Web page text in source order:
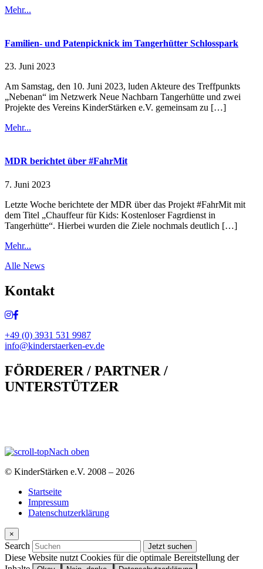
Mehr...
Familien- und Patenpicknick im Tangerhütter Schlosspark
23. Juni 2023
Am Samstag, den 10. Juni 2023, luden Akteure des Treffpunkts
„Nebenan“ im Netzwerk Neue Nachbarn Tangerhütte und zwei
Projekte des Vereins KinderStärken e.V. gemeinsam zu […]
Mehr...
MDR berichtet über #FahrMit
7. Juni 2023
Letzte Woche berichtete der MDR über das Projekt #FahrMit mit
dem Titel „Chauffeur für Kids: Kostenloser Fagrdienst in
Tangerhütte“. Hierbei wurden die Ziele nochmals deutlich […]
Mehr...
Alle News
Kontakt
+49 (0) 3931 531 9987
info@kinderstaerken-ev.de
FÖRDERER / PARTNER /
UNTERSTÜTZER
Nach oben
© KinderStärken e.V. 2008 – 2026
Startseite
Impressum
Datenschutzerklärung
×
Search
Diese Website nutzt Cookies für die optimale Bereitstellung der